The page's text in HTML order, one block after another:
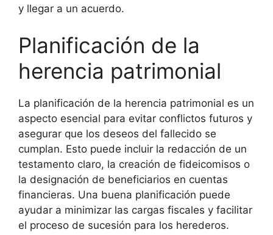
y llegar a un acuerdo.
Planificación de la
herencia patrimonial
La planificación de la herencia patrimonial es un
aspecto esencial para evitar conflictos futuros y
asegurar que los deseos del fallecido se
cumplan. Esto puede incluir la redacción de un
testamento claro, la creación de fideicomisos o
la designación de beneficiarios en cuentas
financieras. Una buena planificación puede
ayudar a minimizar las cargas fiscales y facilitar
el proceso de sucesión para los herederos.